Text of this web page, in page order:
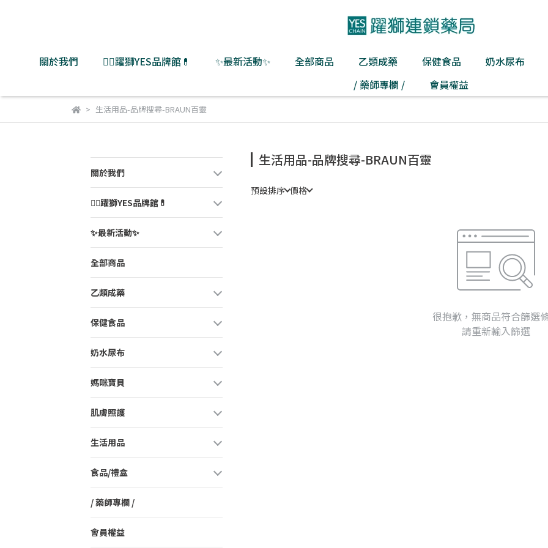
關於我們 👨‍⚕️躍獅YES品牌館💊 ✨最新活動✨ 全部商品 乙類成藥 保健食品
奶水尿布
/ 藥師專欄 /
會員權益
生活用品-品牌搜尋-BRAUN百靈
關於我們
👨‍⚕️躍獅YES品牌館💊
✨最新活動✨
全部商品
乙類成藥
保健食品
奶水尿布
媽咪寶貝
肌膚照護
生活用品
食品/禮盒
/ 藥師專欄 /
會員權益
生活用品-品牌搜尋-BRAUN百靈
預設排序 價格
很抱歉，無商品符合篩選
請重新輸入篩選